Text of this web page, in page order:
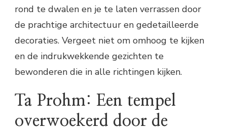
rond te dwalen en je te laten verrassen door
de prachtige architectuur en gedetailleerde
decoraties. Vergeet niet om omhoog te kijken
en de indrukwekkende gezichten te
bewonderen die in alle richtingen kijken.
Ta Prohm: Een tempel
overwoekerd door de